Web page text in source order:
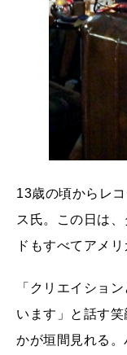
13歳の頃からレ
ス氏。この日は
ドもすべてアメ
「クリエイショ
います」と話す
かが垣間見れる